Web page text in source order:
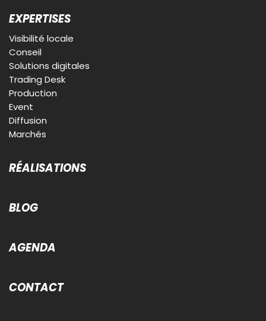
EXPERTISES
Visibilité locale
Conseil
Solutions digitales
Trading Desk
Production
Event
Diffusion
Marchés
RÉALISATIONS
BLOG
AGENDA
CONTACT